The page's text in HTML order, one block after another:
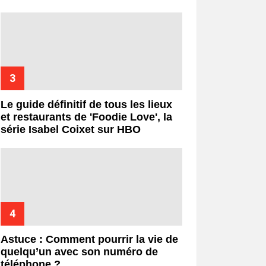
Le guide définitif de tous les lieux
et restaurants de 'Foodie Love', la
série Isabel Coixet sur HBO
Astuce : Comment pourrir la vie de
quelqu’un avec son numéro de